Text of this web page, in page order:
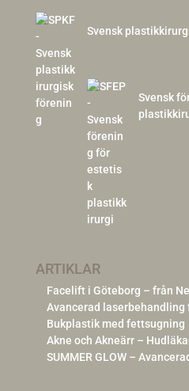
Svensk
Svensk
ARTIKLAR
Facelift i Göteborg – från
Avancerad laserbehandling
Bukplastik med fettsugning
Akne och Akneärr –
SUMMER GLOW –